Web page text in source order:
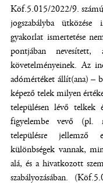
Köf.5.015/2022/9.
jogszabályba
gyakorlat ismertetése
pontjában nevesített,
követelményeinek. Az
adómértéket állít(ana) –
képező telek milyen
településen lévő telkek
figyelembe vevő (pl.
településre jellemző
különbségek vannak,
alá, és a hivatkozott
szabályozásában.